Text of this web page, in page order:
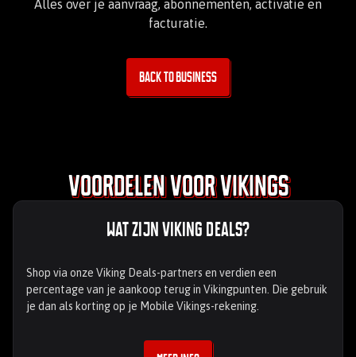
Alles over je aanvraag, abonnementen, activatie en
facturatie.
Back to business
Voordelen voor Vikings
Wat zijn Viking Deals?
Shop via onze Viking Deals-partners en verdien een
percentage van je aankoop terug in Vikingpunten. Die gebruik
je dan als korting op je Mobile Vikings-rekening.